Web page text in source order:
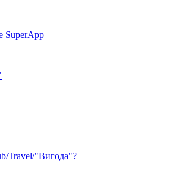
SuperApp
/Travel/"Вигода"?